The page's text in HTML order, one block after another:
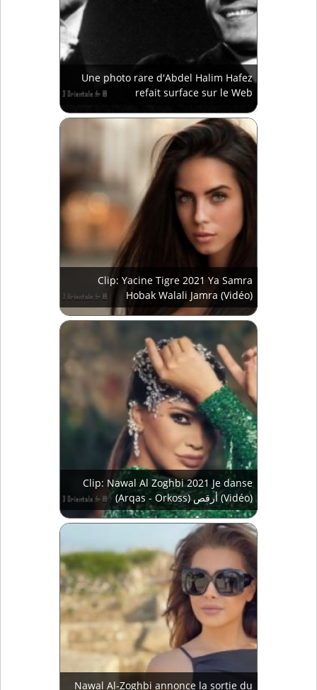
Une photo rare d'Abdel Halim Hafez
refait surface sur le Web
Clip: Yacine Tigre 2021 Ya Samra
Hobak Walali Jamra (Vidéo)
Clip: Nawal Al Zoghbi 2021 Je danse
(Arqas - Orkoss) أرقص (Vidéo)
Nawal Al-Zoghbi annonce la sortie du